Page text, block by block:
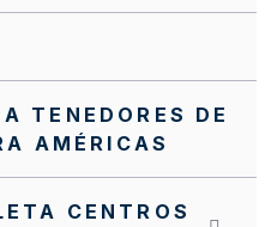
TENEDORES DE
AMÉRICAS
CENTROS